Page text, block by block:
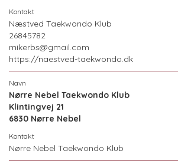
Næstved Taekwondo Klub
26845782
mikerbs@gmail.com
https://naestved-taekwondo.dk
Nørre Nebel Taekwondo Klub
Klintingvej 21
6830 Nørre Nebel
Nørre Nebel Taekwondo Klub